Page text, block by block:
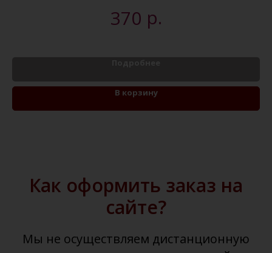
370 р.
В корзину
Как оформить заказ на
сайте?
Мы не осуществляем дистанционную